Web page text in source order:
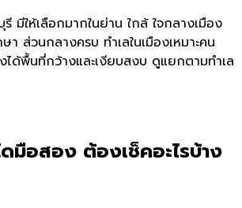
มีให้เลือกมากในย่าน ใกล้ ใจกลางเมือง
า ส่วนกลางครบ ทำเลในเมืองเหมาะคน
ได้พื้นที่กว้างและเงียบสงบ ดูแยกตามทำเล
มือสอง ต้องเช็คอะไรบ้าง